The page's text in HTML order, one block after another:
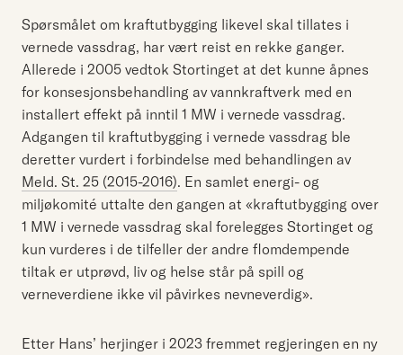
Spørsmålet om kraftutbygging likevel skal tillates i
vernede vassdrag, har vært reist en rekke ganger.
Allerede i 2005 vedtok Stortinget at det kunne åpnes
for konsesjonsbehandling av vannkraftverk med en
installert effekt på inntil 1 MW i vernede vassdrag.
Adgangen til kraftutbygging i vernede vassdrag ble
deretter vurdert i forbindelse med behandlingen av
Meld. St. 25 (2015-2016). En samlet energi- og
miljøkomité uttalte den gangen at «kraftutbygging over
1 MW i vernede vassdrag skal forelegges Stortinget og
kun vurderes i de tilfeller der andre flomdempende
tiltak er utprøvd, liv og helse står på spill og
verneverdiene ikke vil påvirkes nevneverdig».
Etter Hans’ herjinger i 2023 fremmet regjeringen en ny